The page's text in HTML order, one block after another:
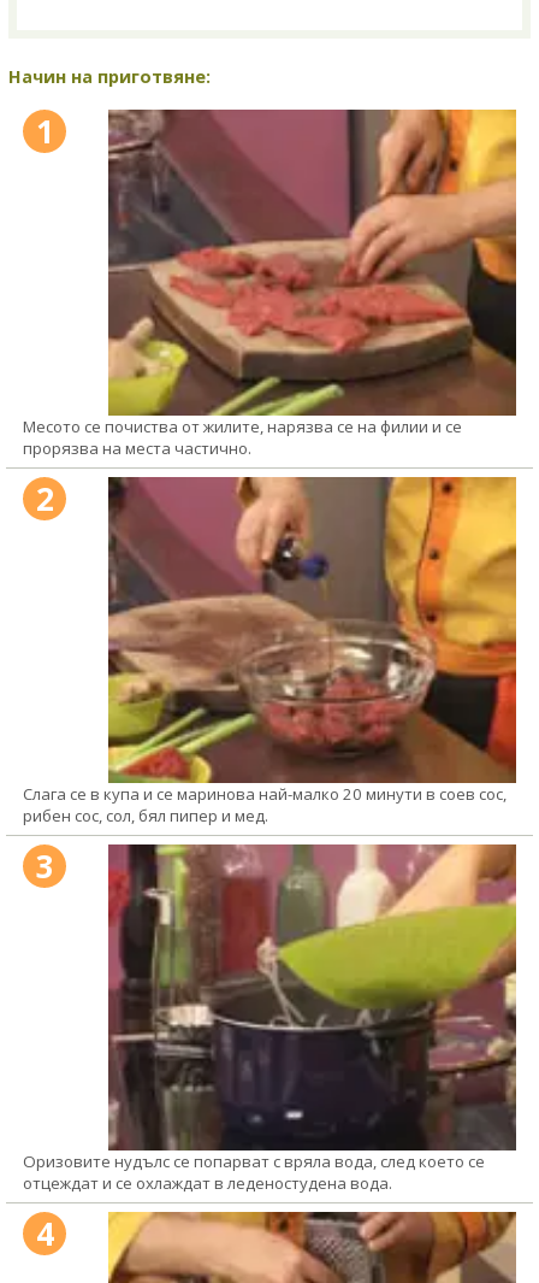
Начин на приготвяне:
1
Месото се почиства от жилите, нарязва се на филии и се
прорязва на места частично.
2
Слага се в купа и се маринова най-малко 20 минути в соев сос,
рибен сос, сол, бял пипер и мед.
3
Оризовите нудълс се попарват с вряла вода, след което се
отцеждат и се охлаждат в леденостудена вода.
4